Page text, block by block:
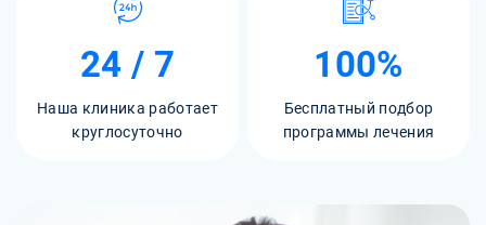
24 / 7
Наша клиника работает
круглосуточно
100%
Бесплатный подбор
программы лечения